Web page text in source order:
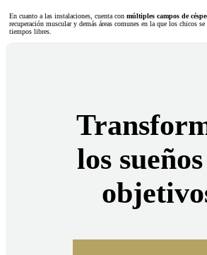
En cuanto a las instalaciones, cuenta con múltiples campos de
recuperación muscular y demás áreas comunes en la que los chicos
tiempos libres.
los